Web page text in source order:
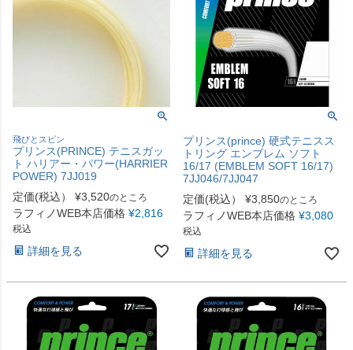
飛びとスピン
プリンス(PRINCE) テニスガッ
ト ハリアー・パワー(HARRIER
POWER) 7JJ019
定価(税込）
¥3,520のところ
ラフィノWEB本店価格 ¥2,816
税込
詳細を見る
プリンス(prince) 硬式テニスス
トリング エンブレム ソフト
16/17 (EMBLEM SOFT 16/17)
7JJ046/7JJ047
定価(税込）
¥3,850のところ
ラフィノWEB本店価格 ¥3,080
税込
詳細を見る